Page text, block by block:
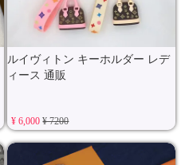
ルイヴィトン キーホルダー レデ
ィース 通販
¥ 6,000¥ 7200